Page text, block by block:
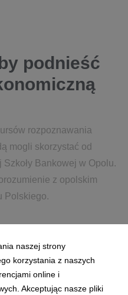
podnieść
rozpoznawania
mogli skorzystać od
Bankowej w Opolu.
z opolskim
Polskiego.
POROZUMIENIE Z NBP
W OPOLU PAWEŁ FRĄCZ
naszej strony
korzystania z naszych
online i
Akceptując nasze pliki